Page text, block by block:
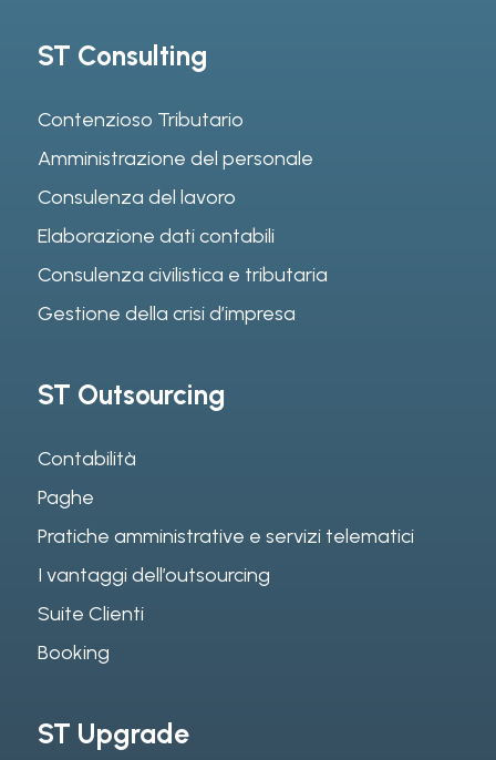
ST Consulting
Contenzioso Tributario
Amministrazione del personale
Consulenza del lavoro
Elaborazione dati contabili
Consulenza civilistica e tributaria
Gestione della crisi d’impresa
ST Outsourcing
Contabilità
Paghe
Pratiche amministrative e servizi telematici
I vantaggi dell’outsourcing
Suite Clienti
Booking
ST Upgrade